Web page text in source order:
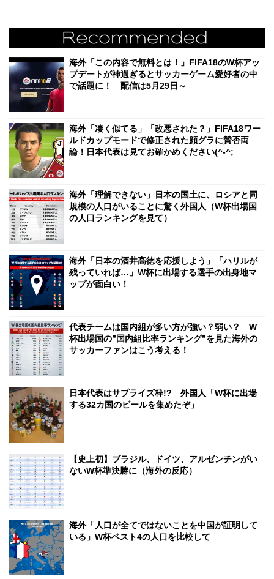
海外「この内容で無料とは！」FIFA18のW杯アッ
プデートが神過ぎるとサッカーゲーム愛好者の中
で話題に！ 配信は5月29日～
海外「凄く似てる」「改悪された？」FIFA18ワー
ルドカップモードで修正された顔グラに賛否両
論！日本代表は見てお確かめください(^-^;
海外「理解できない」日本の国土に、ロシアと同
規模の人口がいることに驚く外国人（W杯出場国
の人口ランキングを見て）
海外「日本の酒井高徳を応援しよう」「ハリルが
残っていれば…」W杯に出場する選手の出身地マ
ップが面白い！
代表チームは国内組が多い方が強い？弱い？ W
杯出場国の”国内組比率ランキング”を見た海外の
サッカーファンはこう考える！
日本代表はサプライズ枠!? 外国人「W杯に出場
する32カ国のビールを集めたぞ」
【史上初】ブラジル、ドイツ、アルゼンチンがい
ないW杯準決勝に（海外の反応）
海外「人口が全てではないことを中国が証明して
いる」W杯ベスト4の人口を比較して